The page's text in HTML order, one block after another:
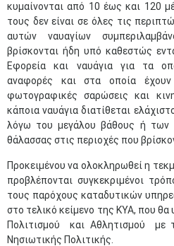
κυμαίνονται από 10 έως και 120
τους δεν είναι σε όλες τις
αυτών ναυαγίων
βρίσκονται ήδη υπό καθεστώς
Εφορεία και ναυάγια για τα
αναφορές και στα οποία έχουν
φωτογραφικές σαρώσεις και
κάποια ναυάγια διατίθεται
λόγω του μεγάλου βάθους ή των
θάλασσας στις περιοχές που
Προκειμένου να ολοκληρωθεί η
προβλέπονται συγκεκριμένοι
τους παρόχους καταδυτικών
στο τελικό κείμενο της ΚΥΑ, που
Πολιτισμού και Αθλητισμού με
Νησιωτικής Πολιτικής.